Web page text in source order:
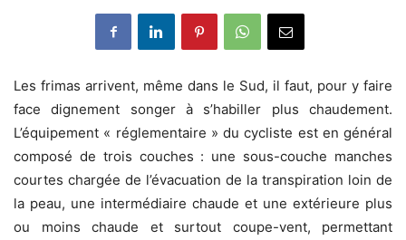
Les frimas arrivent, même dans le Sud, il faut, pour y faire
face dignement songer à s’habiller plus chaudement.
L’équipement « réglementaire » du cycliste est en général
composé de trois couches : une sous-couche manches
courtes chargée de l’évacuation de la transpiration loin de
la peau, une intermédiaire chaude et une extérieure plus
ou moins chaude et surtout coupe-vent, permettant